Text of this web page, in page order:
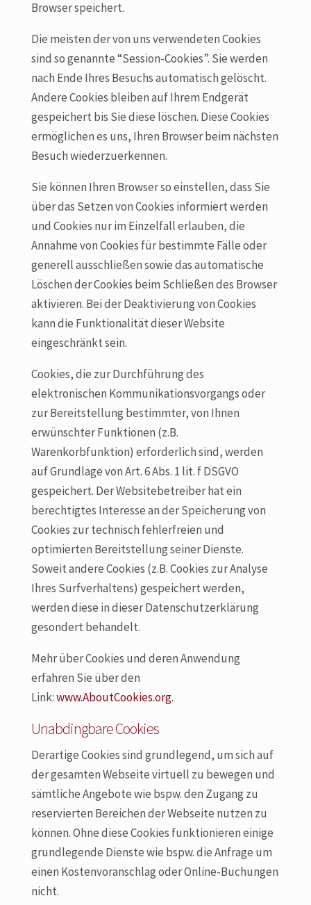
Browser speichert.
Die meisten der von uns verwendeten Cookies
sind so genannte “Session-Cookies”. Sie werden
nach Ende Ihres Besuchs automatisch gelöscht.
Andere Cookies bleiben auf Ihrem Endgerät
gespeichert bis Sie diese löschen. Diese Cookies
ermöglichen es uns, Ihren Browser beim nächsten
Besuch wiederzuerkennen.
Sie können Ihren Browser so einstellen, dass Sie
über das Setzen von Cookies informiert werden
und Cookies nur im Einzelfall erlauben, die
Annahme von Cookies für bestimmte Fälle oder
generell ausschließen sowie das automatische
Löschen der Cookies beim Schließen des Browser
aktivieren. Bei der Deaktivierung von Cookies
kann die Funktionalität dieser Website
eingeschränkt sein.
Cookies, die zur Durchführung des
elektronischen Kommunikationsvorgangs oder
zur Bereitstellung bestimmter, von Ihnen
erwünschter Funktionen (z.B.
Warenkorbfunktion) erforderlich sind, werden
auf Grundlage von Art. 6 Abs. 1 lit. f DSGVO
gespeichert. Der Websitebetreiber hat ein
berechtigtes Interesse an der Speicherung von
Cookies zur technisch fehlerfreien und
optimierten Bereitstellung seiner Dienste.
Soweit andere Cookies (z.B. Cookies zur Analyse
Ihres Surfverhaltens) gespeichert werden,
werden diese in dieser Datenschutzerklärung
gesondert behandelt.
Mehr über Cookies und deren Anwendung
erfahren Sie über den
Link:www.AboutCookies.org.
Unabdingbare Cookies
Derartige Cookies sind grundlegend, um sich auf
der gesamten Webseite virtuell zu bewegen und
sämtliche Angebote wie bspw. den Zugang zu
reservierten Bereichen der Webseite nutzen zu
können. Ohne diese Cookies funktionieren einige
grundlegende Dienste wie bspw. die Anfrage um
einen Kostenvoranschlag oder Online-Buchungen
nicht.